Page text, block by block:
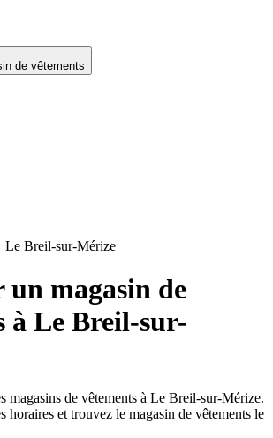
de vêtements
Le Breil-sur-Mérize
un magasin de
à Le Breil-sur-
magasins de vêtements à Le Breil-sur-Mérize.
horaires et trouvez le magasin de vêtements le